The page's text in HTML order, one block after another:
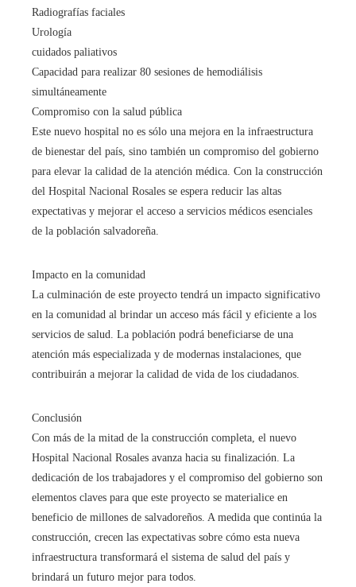
Radiografías faciales
Urología
cuidados paliativos
Capacidad para realizar 80 sesiones de hemodiálisis
simultáneamente
Compromiso con la salud pública
Este nuevo hospital no es sólo una mejora en la infraestructura
de bienestar del país, sino también un compromiso del gobierno
para elevar la calidad de la atención médica. Con la construcción
del Hospital Nacional Rosales se espera reducir las altas
expectativas y mejorar el acceso a servicios médicos esenciales
de la población salvadoreña.
Impacto en la comunidad
La culminación de este proyecto tendrá un impacto significativo
en la comunidad al brindar un acceso más fácil y eficiente a los
servicios de salud. La población podrá beneficiarse de una
atención más especializada y de modernas instalaciones, que
contribuirán a mejorar la calidad de vida de los ciudadanos.
Conclusión
Con más de la mitad de la construcción completa, el nuevo
Hospital Nacional Rosales avanza hacia su finalización. La
dedicación de los trabajadores y el compromiso del gobierno son
elementos claves para que este proyecto se materialice en
beneficio de millones de salvadoreños. A medida que continúa la
construcción, crecen las expectativas sobre cómo esta nueva
infraestructura transformará el sistema de salud del país y
brindará un futuro mejor para todos.